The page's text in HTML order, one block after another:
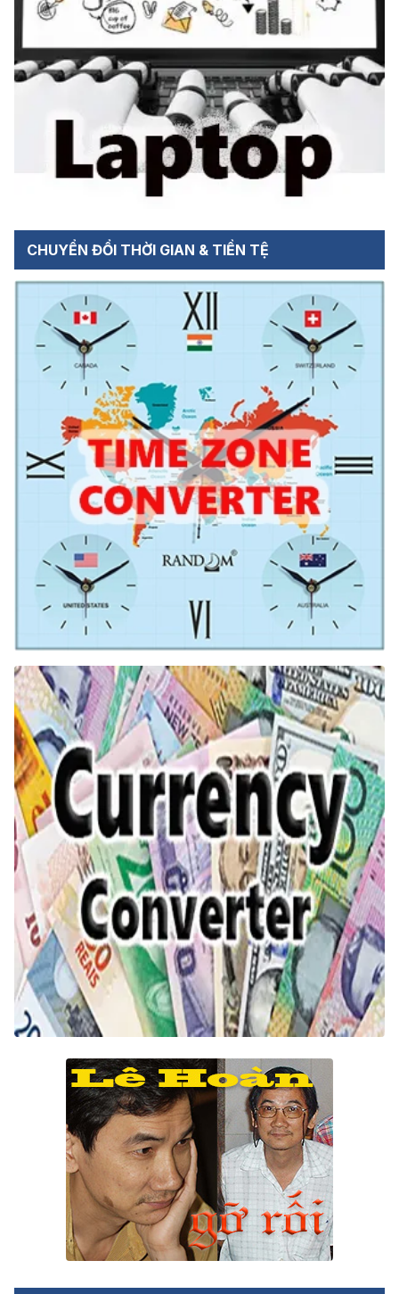
CHUYỂN ĐỔI THỜI GIAN & TIỀN TỆ